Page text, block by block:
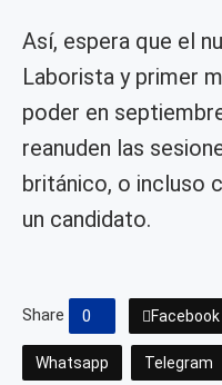
Así, espera que el
Laborista y primer
poder en
reanuden las
británico, o incluso
un candidato.
Share 0 Facebook
Whatsapp Telegram